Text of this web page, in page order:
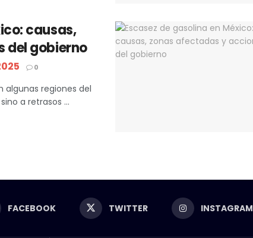
causas,
del gobierno
0
algunas regiones del
a retrasos ...
FACEBOOK TWITTER INSTAGRAM